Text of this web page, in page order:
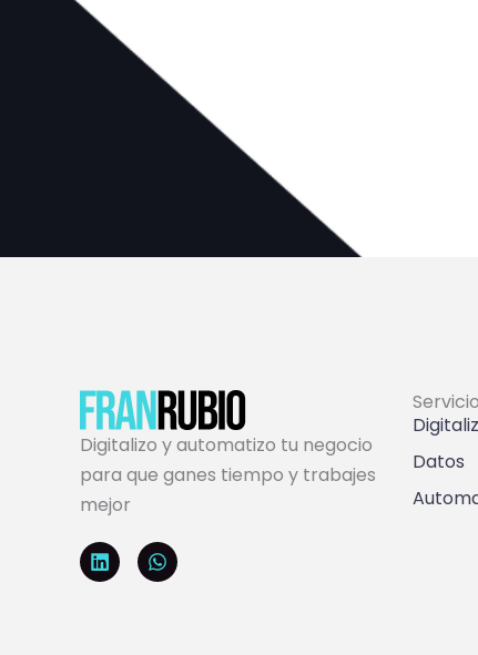
Digitalizo y automatizo tu negocio
para que ganes tiempo y trabajes
mejor
i
n
k
h
a
t
Datos